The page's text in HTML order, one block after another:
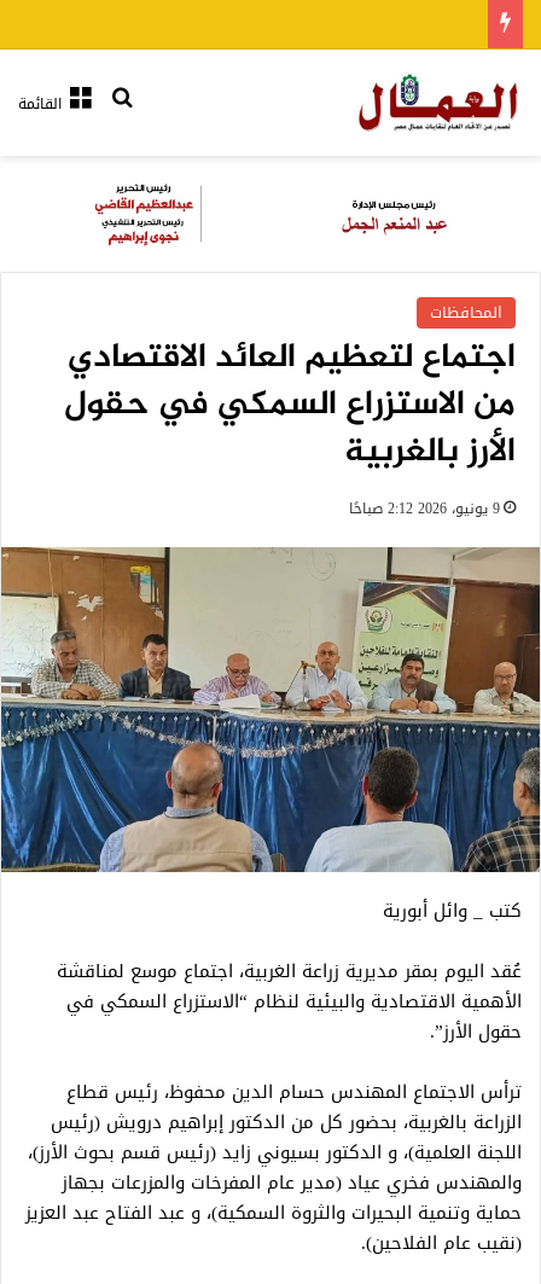
القائمةبحث عن
المحافظات
اجتماع لتعظيم العائد الاقتصادي
من الاستزراع السمكي في حقول
الأرز بالغربية
9 يونيو، 2026 2:12 صباحًا
كتب _ وائل أبورية
عُقد اليوم بمقر مديرية زراعة الغربية، اجتماع موسع لمناقشة
الأهمية الاقتصادية والبيئية لنظام “الاستزراع السمكي في
حقول الأرز”.
ترأس الاجتماع المهندس حسام الدين محفوظ، رئيس قطاع
الزراعة بالغربية، بحضور كل من الدكتور إبراهيم درويش (رئيس
اللجنة العلمية)، و الدكتور بسيوني زايد (رئيس قسم بحوث الأرز)،
والمهندس فخري عياد (مدير عام المفرخات والمزرعات بجهاز
حماية وتنمية البحيرات والثروة السمكية)، و عبد الفتاح عبد العزيز
(نقيب عام الفلاحين).